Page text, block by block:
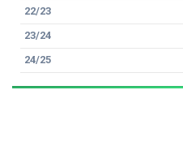
22/23
23/24
24/25